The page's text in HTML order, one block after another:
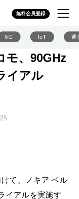
無料会員登録
6G IoT 通
モ、90GHz
イアル
て、ノキア ベル
イアルを実施す